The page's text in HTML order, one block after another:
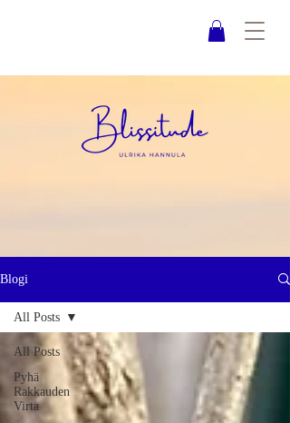
Blogi
All Posts
Pyhä
Rakkauden
Virta
All Posts